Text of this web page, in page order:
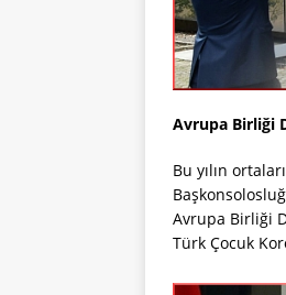
Avrupa Birliği
Bu yılın
Avrupa Birliği
Türk Çocuk